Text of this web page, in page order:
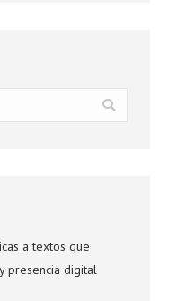
a textos que
presencia digital